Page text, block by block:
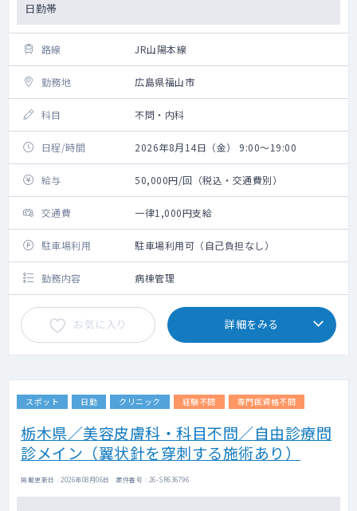
日勤帯
路線 JR山陽本線
勤務地 広島県福山市
科目 不問・内科
日程/時間 2026年8月14日（金） 9:00～19:00
給与 50,000円/回（税込・交通費別）
交通費 一律1,000円支給
駐車場利用 駐車場利用可（自己負担なし）
勤務内容 病棟管理
お気に入り 詳細をみる
スポット 日勤 クリニック 経験不問 専門医資格不問
栃木県／美容皮膚科・科目不問／自由診療問
診メイン（翼状針を穿刺する施術あり）
掲載更新日 : 2026年08月06日 案件番号 : 26-SR636796